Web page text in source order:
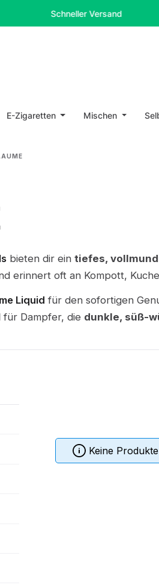
Schneller Versand
E-Zigaretten Mischen
bieten dir ein tiefes,
erinnert oft an Kompott,
Liquid für den sofortigen
für Dampfer, die dunkle, süß-
Keine